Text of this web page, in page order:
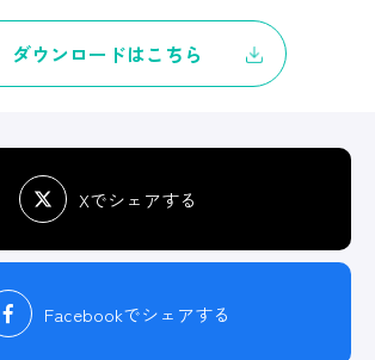
ダウンロードはこちら
Xでシェアする
Facebookでシェアする